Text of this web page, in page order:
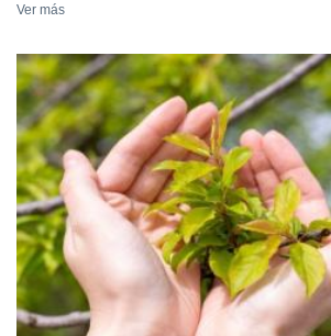
Ver más